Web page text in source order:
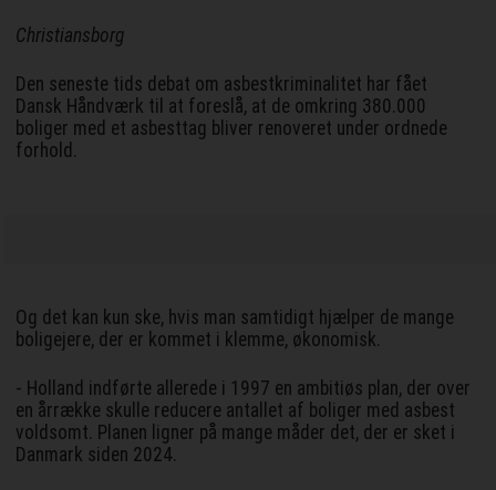
Christiansborg
Den seneste tids debat om asbestkriminalitet har fået
Dansk Håndværk til at foreslå, at de omkring 380.000
boliger med et asbesttag bliver renoveret under ordnede
forhold.
Og det kan kun ske, hvis man samtidigt hjælper de mange
boligejere, der er kommet i klemme, økonomisk.
- Holland indførte allerede i 1997 en ambitiøs plan, der over
en årrække skulle reducere antallet af boliger med asbest
voldsomt. Planen ligner på mange måder det, der er sket i
Danmark siden 2024.